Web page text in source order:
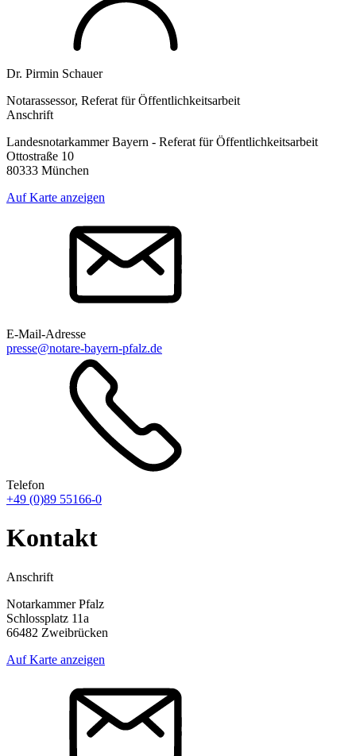
Dr. Pirmin Schauer
Notarassessor, Referat für Öffentlichkeitsarbeit
Anschrift
Landesnotarkammer Bayern - Referat für Öffentlichkeitsarbeit
Ottostraße 10
80333 München
Auf Karte anzeigen
E-Mail-Adresse
presse@notare-bayern-pfalz.de
Telefon
+49 (0)89 55166-0
Kontakt
Anschrift
Notarkammer Pfalz
Schlossplatz 11a
66482 Zweibrücken
Auf Karte anzeigen